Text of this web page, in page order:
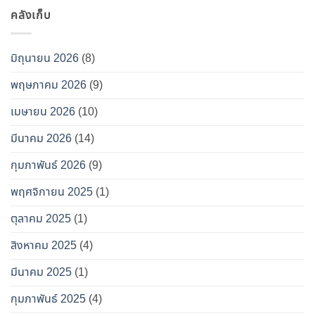
คลังเก็บ
มิถุนายน 2026 (8)
พฤษภาคม 2026 (9)
เมษายน 2026 (10)
มีนาคม 2026 (14)
กุมภาพันธ์ 2026 (9)
พฤศจิกายน 2025 (1)
ตุลาคม 2025 (1)
สิงหาคม 2025 (4)
มีนาคม 2025 (1)
กุมภาพันธ์ 2025 (4)